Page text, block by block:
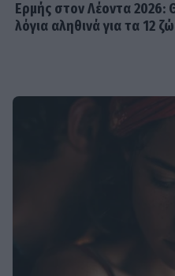
Ερμής στον Λέοντα 2026:
λόγια αληθινά για τα 12